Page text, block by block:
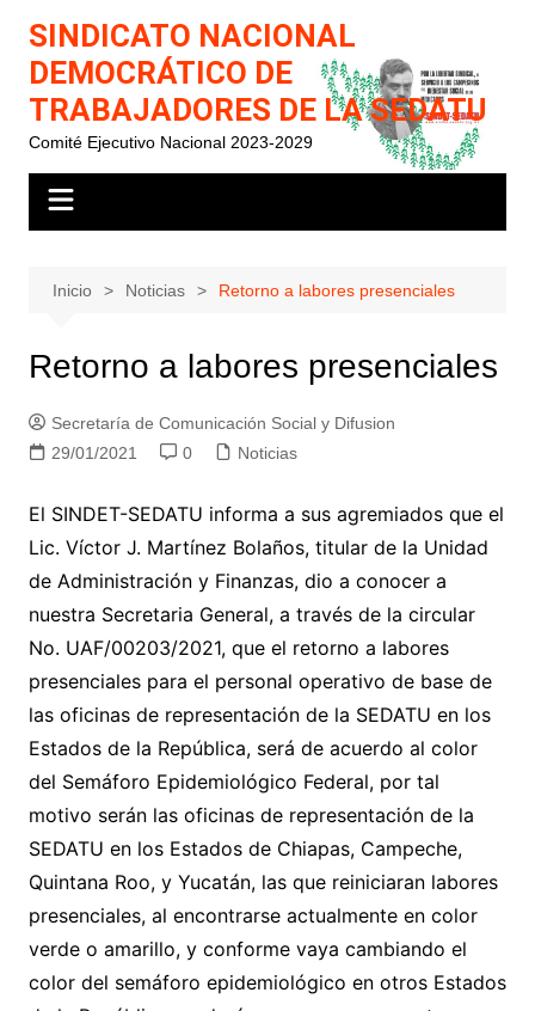
contenido
SINDICATO NACIONAL
DEMOCRÁTICO DE
TRABAJADORES DE LA SEDATU
Comité Ejecutivo Nacional 2023-2029
Inicio Noticias Retorno a labores presenciales
Retorno a labores presenciales
Secretaría de Comunicación Social y Difusion
29/01/2021
0 Noticias
El SINDET-SEDATU informa a sus agremiados que el
Lic. Víctor J. Martínez Bolaños, titular de la Unidad
de Administración y Finanzas, dio a conocer a
nuestra Secretaria General, a través de la circular
No. UAF/00203/2021, que el retorno a labores
presenciales para el personal operativo de base de
las oficinas de representación de la SEDATU en los
Estados de la República, será de acuerdo al color
del Semáforo Epidemiológico Federal, por tal
motivo serán las oficinas de representación de la
SEDATU en los Estados de Chiapas, Campeche,
Quintana Roo, y Yucatán, las que reiniciaran labores
presenciales, al encontrarse actualmente en color
verde o amarillo, y conforme vaya cambiando el
color del semáforo epidemiológico en otros Estados